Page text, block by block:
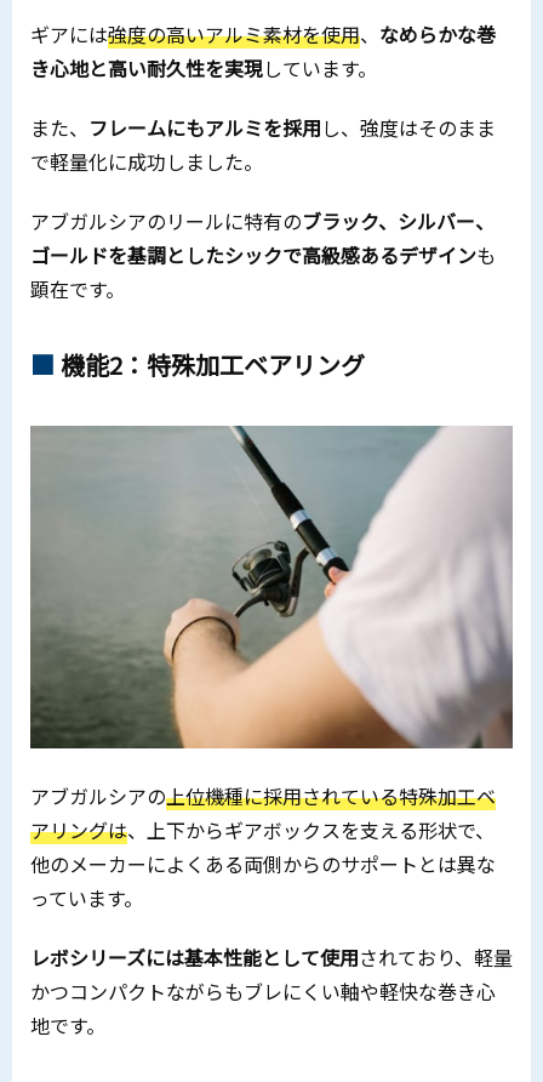
ギアには強度の高いアルミ素材を使用、 なめらかな巻
き心地と高い耐久性を実現しています。
また、 フレームにもアルミを採用し、強度はそのまま
で軽量化に成功しました。
アブガルシアのリールに特有のブラック、シルバー、
ゴールドを基調としたシックで高級感あるデザインも
顕在です。
機能2：特殊加工ベアリング
アブガルシアの上位機種に採用されている特殊加工ベ
アリングは、上下からギアボックスを支える形状で、
他のメーカーによくある両側からのサポートとは異な
っています。
レボシリーズには基本性能として使用されており、軽量
かつコンパクトながらもブレにくい軸や軽快な巻き心
地です。